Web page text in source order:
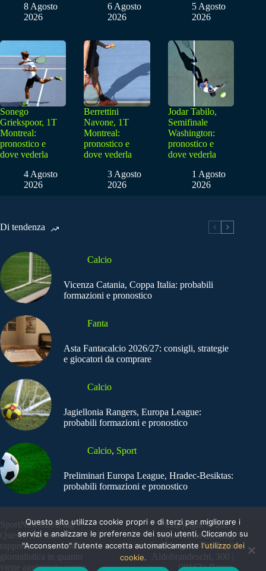
8 Agosto
2026
6 Agosto
2026
5 Agosto
2026
Sonego
Griekspoor, 1T
Montreal:
pronostico e
dove vederla
4 Agosto
2026
Berrettini
Navone, 1T
Montreal:
pronostico e
dove vederla
3 Agosto
2026
Jodar Tabilo,
Semifinale
Washington:
pronostico e
dove vederla
1 Agosto
2026
Di tendenza
Calcio
Vicenza Catania, Coppa Italia: probabili
formazioni e pronostico
Fanta
Asta Fantacalcio 2026/27: consigli, strategie
e giocatori da comprare
Calcio
Jagiellonia Rangers, Europa League:
probabili formazioni e pronostico
Calcio, Sport
Preliminari Europa League, Hradec-Besiktas:
probabili formazioni e pronostico
SportNews.BetFlag -
Questo sito non
rappresenta una testata
giornalistica in quanto
viene aggiornato senza
Copyright © 2025
SportNews BetFlag
Sede Legale: Via degli
Aldobrandeschi, 300 |
00163 | Roma
Questo sito utilizza cookie propri e di terzi per migliorare i
servizi e analizzare le preferenze dei suoi utenti. Cliccando su
"Acconsento" l'utente accetta automaticamente l'utilizzo dei
cookie.